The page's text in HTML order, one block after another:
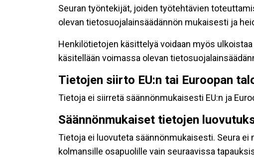
Seuran työntekijät, joiden työtehtävien
olevan tietosuojalainsäädännön mukaisesti ja
Henkilötietojen käsittelyä voidaan myös
käsitellään voimassa olevan
Tietojen siirto EU:n tai Euroopan
Tietoja ei siirretä säännönmukaisesti EU:n ja
Säännönmukaiset tietojen
Tietoja ei luovuteta säännönmukaisesti. Seura
kolmansille osapuolille vain seuraavissa